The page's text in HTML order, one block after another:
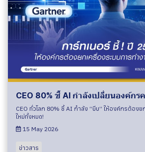
CEO 80% ชี้ AI กำลังเปลี่ยนองค์กร
CEO ทั่วโลก 80% ชี้ AI กำลัง “บีบ” ให้องค์กรต้องย
ใหม่ทั้งหมด!
15 May 2026
ข่าวสาร